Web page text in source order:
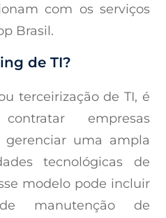
com os serviços
Brasil.
de TI?
terceirização de TI, é
empresas
gerenciar uma ampla
tecnológicas de
modelo pode incluir
manutenção de